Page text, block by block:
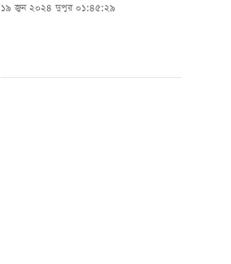
১৯ জুন ২০২৪ দুপুর ০১:৪৫:২৯